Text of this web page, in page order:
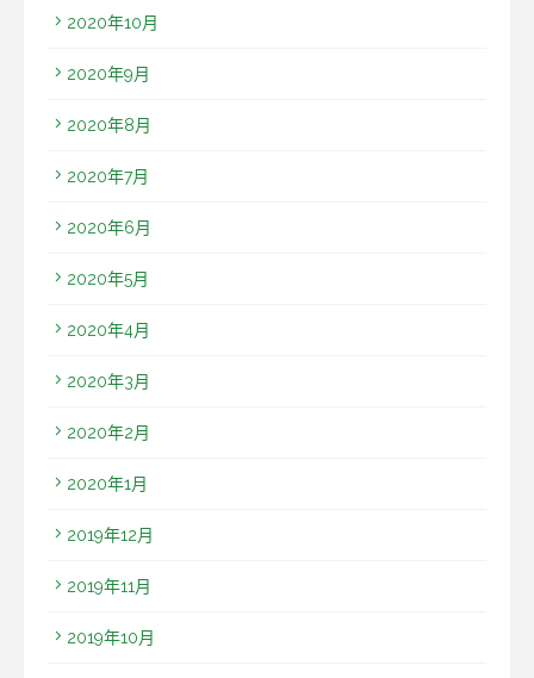
2020年10月
2020年9月
2020年8月
2020年7月
2020年6月
2020年5月
2020年4月
2020年3月
2020年2月
2020年1月
2019年12月
2019年11月
2019年10月